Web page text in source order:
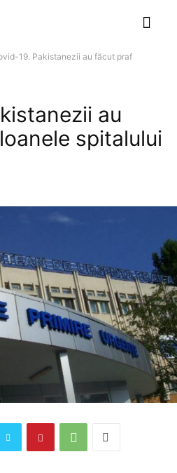
19. Pakistanezii au făcut praf
au
spitalului